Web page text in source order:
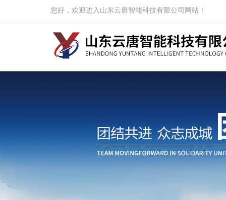
您好，欢迎进入山东云唐智能科技有限公司网站！